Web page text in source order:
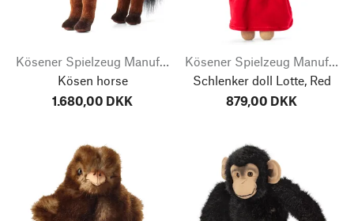
Kösener Spielzeug Manufaktur
Kösen horse
1.680,00 DKK
Kösener Spielzeug Manufaktur
Schlenker doll Lotte, Red
879,00 DKK